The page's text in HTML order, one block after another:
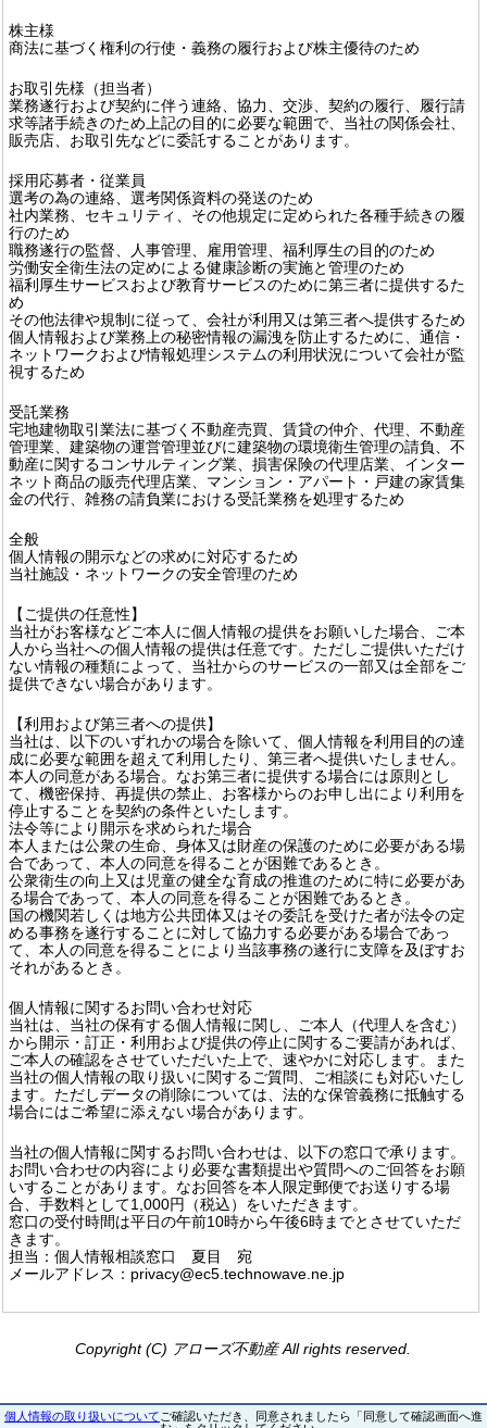
株主様
商法に基づく権利の行使・義務の履行および株主優待のため
お取引先様（担当者）
業務遂行および契約に伴う連絡、協力、交渉、契約の履行、履行請
求等諸手続きのため上記の目的に必要な範囲で、当社の関係会社、
販売店、お取引先などに委託することがあります。
採用応募者・従業員
選考の為の連絡、選考関係資料の発送のため
社内業務、セキュリティ、その他規定に定められた各種手続きの履
行のため
職務遂行の監督、人事管理、雇用管理、福利厚生の目的のため
労働安全衛生法の定めによる健康診断の実施と管理のため
福利厚生サービスおよび教育サービスのために第三者に提供するた
め
その他法律や規制に従って、会社が利用又は第三者へ提供するため
個人情報および業務上の秘密情報の漏洩を防止するために、通信・
ネットワークおよび情報処理システムの利用状況について会社が監
視するため
受託業務
宅地建物取引業法に基づく不動産売買、賃貸の仲介、代理、不動産
管理業、建築物の運営管理並びに建築物の環境衛生管理の請負、不
動産に関するコンサルティング業、損害保険の代理店業、インター
ネット商品の販売代理店業、マンション・アパート・戸建の家賃集
金の代行、雑務の請負業における受託業務を処理するため
全般
個人情報の開示などの求めに対応するため
当社施設・ネットワークの安全管理のため
【ご提供の任意性】
当社がお客様などご本人に個人情報の提供をお願いした場合、ご本
人から当社への個人情報の提供は任意です。ただしご提供いただけ
ない情報の種類によって、当社からのサービスの一部又は全部をご
提供できない場合があります。
【利用および第三者への提供】
当社は、以下のいずれかの場合を除いて、個人情報を利用目的の達
成に必要な範囲を超えて利用したり、第三者へ提供いたしません。
本人の同意がある場合。なお第三者に提供する場合には原則とし
て、機密保持、再提供の禁止、お客様からのお申し出により利用を
停止することを契約の条件といたします。
法令等により開示を求められた場合
本人または公衆の生命、身体又は財産の保護のために必要がある場
合であって、本人の同意を得ることが困難であるとき。
公衆衛生の向上又は児童の健全な育成の推進のために特に必要があ
る場合であって、本人の同意を得ることが困難であるとき。
国の機関若しくは地方公共団体又はその委託を受けた者が法令の定
める事務を遂行することに対して協力する必要がある場合であっ
て、本人の同意を得ることにより当該事務の遂行に支障を及ぼすお
それがあるとき。
個人情報に関するお問い合わせ対応
当社は、当社の保有する個人情報に関し、ご本人（代理人を含む）
から開示・訂正・利用および提供の停止に関するご要請があれば、
ご本人の確認をさせていただいた上で、速やかに対応します。また
当社の個人情報の取り扱いに関するご質問、ご相談にも対応いたし
ます。ただしデータの削除については、法的な保管義務に抵触する
場合にはご希望に添えない場合があります。
当社の個人情報に関するお問い合わせは、以下の窓口で承ります。
お問い合わせの内容により必要な書類提出や質問へのご回答をお願
いすることがあります。なお回答を本人限定郵便でお送りする場
合、手数料として1,000円（税込）をいただきます。
窓口の受付時間は平日の午前10時から午後6時までとさせていただ
きます。
担当：個人情報相談窓口 夏目 宛
メールアドレス：privacy@ec5.technowave.ne.jp
Copyright (C) アローズ不動産 All rights reserved.
個人情報の取り扱いについて ご確認いただき、同意されましたら「同意して確認画面へ進